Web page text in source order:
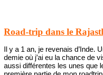
Road-trip dans le
Il y a 1 an, je revenais d’Inde.
demie où j’ai eu la chance de
aussi différentes les unes que